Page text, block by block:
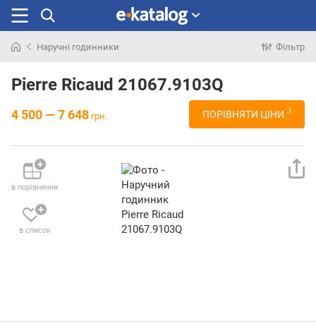
раніше
Наручні годинники Фільтр
Pierre Ricaud 21067.9103Q
4 500 — 7 648 грн. ПОРІВНЯТИ ЦІНИ 3
в порівняння
в список